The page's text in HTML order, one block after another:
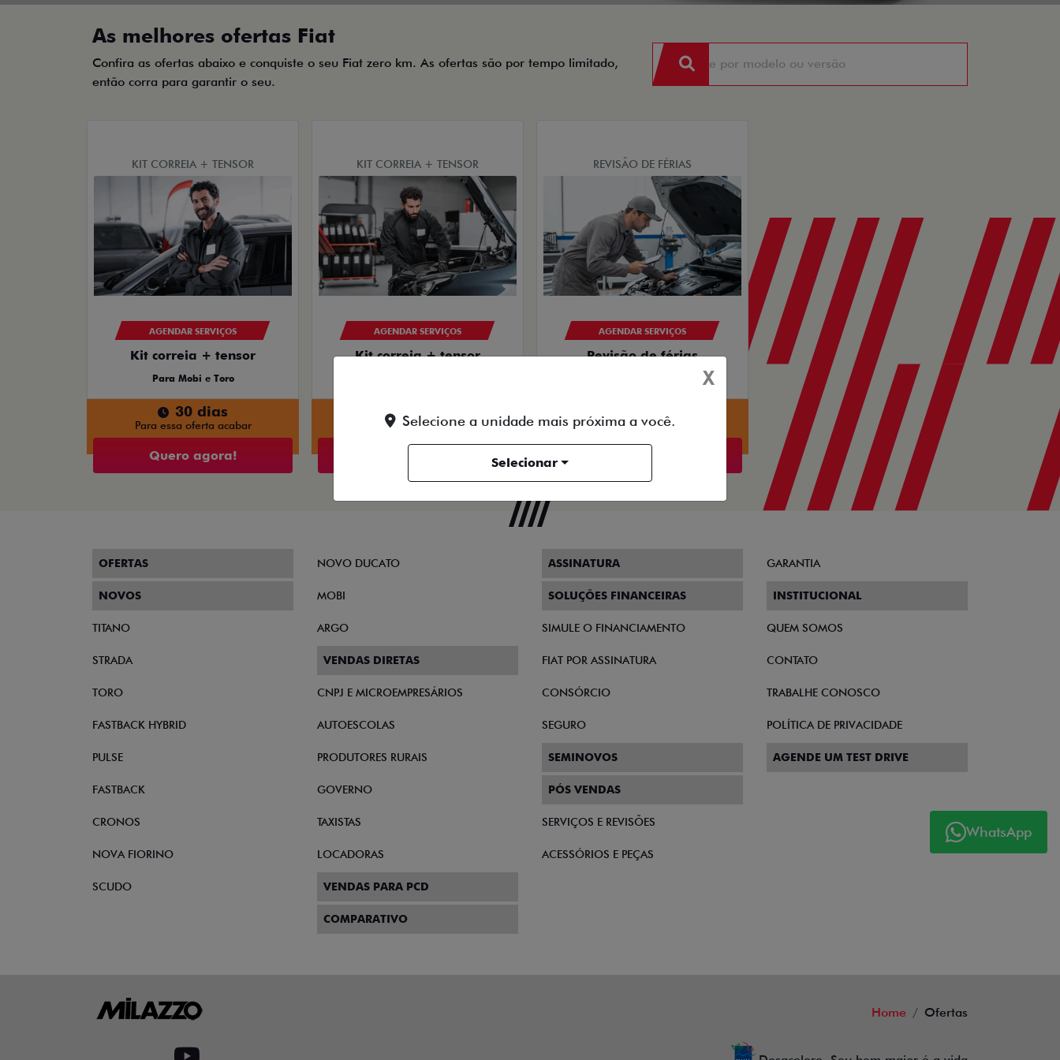
As melhores ofertas Fiat
Confira as ofertas abaixo e conquiste o seu Fiat zero km. As ofertas são por tempo limitado,
então corra para garantir o seu.
KIT CORREIA + TENSOR
AGENDAR SERVIÇOS
Kit correia + tensor
Para Mobi e Toro
30 dias
Para essa oferta acabar
Quero agora!
KIT CORREIA + TENSOR
AGENDAR SERVIÇOS
Kit correia + tensor
30 dias
Para essa oferta acabar
REVISÃO DE FÉRIAS
AGENDAR SERVIÇOS
Revisão de férias
Para essa oferta acabar
WhatsApp
OFERTAS
NOVOS
TITANO
STRADA
TORO
FASTBACK HYBRID
PULSE
FASTBACK
CRONOS
NOVA FIORINO
SCUDO
NOVO DUCATO
MOBI
ARGO
VENDAS DIRETAS
CNPJ E MICROEMPRESÁRIOS
AUTOESCOLAS
PRODUTORES RURAIS
GOVERNO
TAXISTAS
LOCADORAS
VENDAS PARA PCD
ASSINATURA
SOLUÇÕES FINANCEIRAS
SIMULE O FINANCIAMENTO
FIAT POR ASSINATURA
CONSÓRCIO
SEGURO
SEMINOVOS
PÓS VENDAS
SERVIÇOS E REVISÕES
ACESSÓRIOS E PEÇAS
GARANTIA
INSTITUCIONAL
QUEM SOMOS
CONTATO
TRABALHE CONOSCO
POLÍTICA DE PRIVACIDADE
AGENDE UM TEST DRIVE
COMPARATIVO
Home Ofertas
X
Selecione a unidade mais próxima a você.
Selecionar